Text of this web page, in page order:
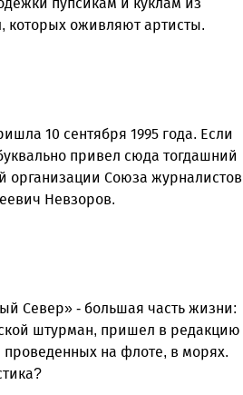
которых оживляют артисты.
10 сентября 1995 года. Если
привел сюда тогдашний
организации Союза журналистов
Невзоров.
Север» - большая часть жизни:
штурман, пришел в редакцию
проведенных на флоте, в морях.